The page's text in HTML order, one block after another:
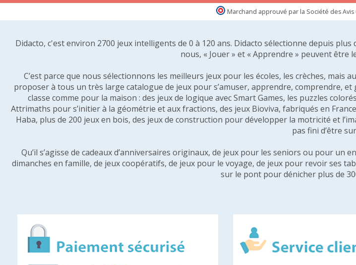
Marchand approuvé par la Société des Avis
Didacto, c'est environ 2700 jeux intelligents de 0 à 120 ans. Didacto sélectionne depuis
nous, « Jouer » et « Apprendre » peuvent être
C’est parce que nous sélectionnons les meilleurs jeux pour les écoles, les crèches,
proposer à tous un très large catalogue de jeux pour s’amuser, apprendre, comprendre,
classe comme pour la maison : des jeux de logique avec Smart Games, les puzzles
Attrimaths pour s’initier à la géométrie et aux fractions, des jeux Bioviva, fabriqués en
Haba, plus de 200 jeux en bois, des jeux de construction pour développer la motricité et
pas fini d’être
Qu’il s’agisse de cadeaux d’anniversaires originaux, de jeux pour les seniors ou pour
dimanches en famille, de jeux coopératifs, de jeux pour le voyage, de jeux pour revoir ses
sur le pont pour dénicher plus de